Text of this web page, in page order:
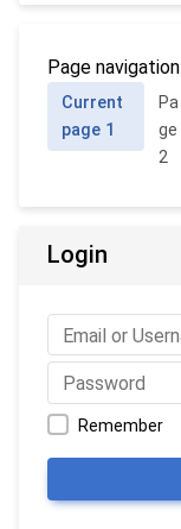
Page navigation
Current
page 1
Pa
ge
2
Login
Remember